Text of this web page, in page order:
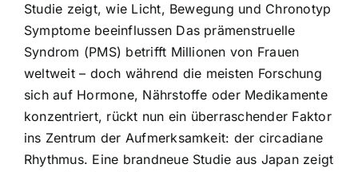
Studie zeigt, wie Licht, Bewegung und Chronotyp
Symptome beeinflussen Das prämenstruelle
Syndrom (PMS) betrifft Millionen von Frauen
weltweit – doch während die meisten Forschung
sich auf Hormone, Nährstoffe oder Medikamente
konzentriert, rückt nun ein überraschender Faktor
ins Zentrum der Aufmerksamkeit: der circadiane
Rhythmus. Eine brandneue Studie aus Japan zeigt